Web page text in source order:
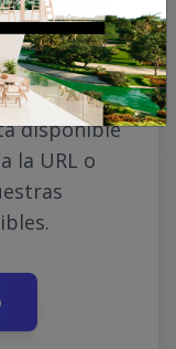
que estás
disponible
la URL o